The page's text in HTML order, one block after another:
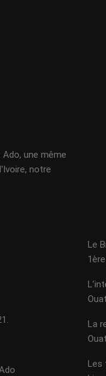
une même
notre
Le
La
Les